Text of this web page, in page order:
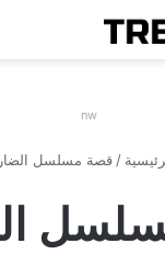
nw
/ قصة مسلسل